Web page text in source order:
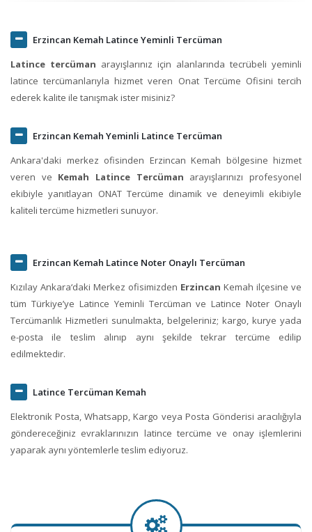
Erzincan Kemah Latince Yeminli Tercüman
Latince tercüman arayışlarınız için alanlarında tecrübeli yeminli
latince tercümanlarıyla hizmet veren Onat Tercüme Ofisini tercih
ederek kalite ile tanışmak ister misiniz?
Erzincan Kemah Yeminli Latince Tercüman
Ankara'daki merkez ofisinden Erzincan Kemah bölgesine hizmet
veren ve Kemah Latince Tercüman arayışlarınızı profesyonel
ekibiyle yanıtlayan ONAT Tercüme dinamik ve deneyimli ekibiyle
kaliteli tercüme hizmetleri sunuyor.
Erzincan Kemah Latince Noter Onaylı Tercüman
Kızılay Ankara‘daki Merkez ofisimizden Erzincan Kemah ilçesine ve
tüm Türkiye’ye Latince Yeminli Tercüman ve Latince Noter Onaylı
Tercümanlık Hizmetleri sunulmakta, belgeleriniz; kargo, kurye yada
e-posta ile teslim alınıp aynı şekilde tekrar tercüme edilip
edilmektedir.
Latince Tercüman Kemah
Elektronik Posta, Whatsapp, Kargo veya Posta Gönderisi aracılığıyla
göndereceğiniz evraklarınızın latince tercüme ve onay işlemlerini
yaparak aynı yöntemlerle teslim ediyoruz.